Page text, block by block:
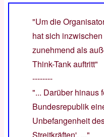
"Um die
hat sich
zunehmend als
Think-Tank auftritt"
--------
"... Darüber hinaus
Bundesrepublik
Unbefangenheit